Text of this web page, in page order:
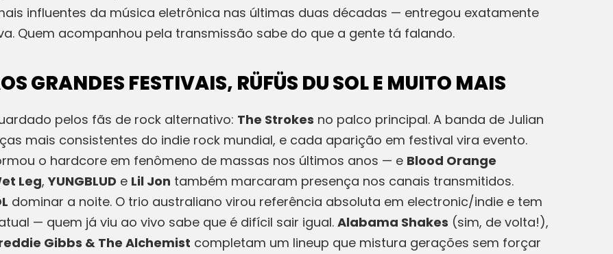
influentes da música eletrônica nas últimas duas décadas — entregou exatamente
Quem acompanhou pela transmissão sabe do que a gente tá falando.
GRANDES FESTIVAIS, RÜFÜS DU SOL E MUITO MAIS
pelos fãs de rock alternativo: The Strokes no palco principal. A banda de Julian
mais consistentes do indie rock mundial, e cada aparição em festival vira evento.
o hardcore em fenômeno de massas nos últimos anos — e Blood Orange
Leg,YUNGBLUD e Lil Jon também marcaram presença nos canais transmitidos.
dominar a noite. O trio australiano virou referência absoluta em electronic/indie e tem
— quem já viu ao vivo sabe que é difícil sair igual. Alabama Shakes (sim, de volta!),
Gibbs & The Alchemist completam um lineup que mistura gerações sem forçar